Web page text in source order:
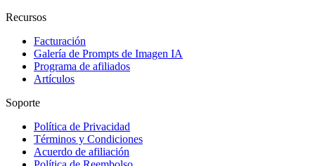
Recursos
Facturación
Galería de Prompts de Imagen IA
Programa de afiliados
Artículos
Soporte
Política de Privacidad
Términos y Condiciones
Acuerdo de afiliación